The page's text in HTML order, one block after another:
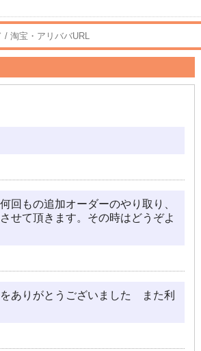
回もの追加オーダーのやり取り、
せて頂きます。その時はどうぞよ
ありがとうございました また利